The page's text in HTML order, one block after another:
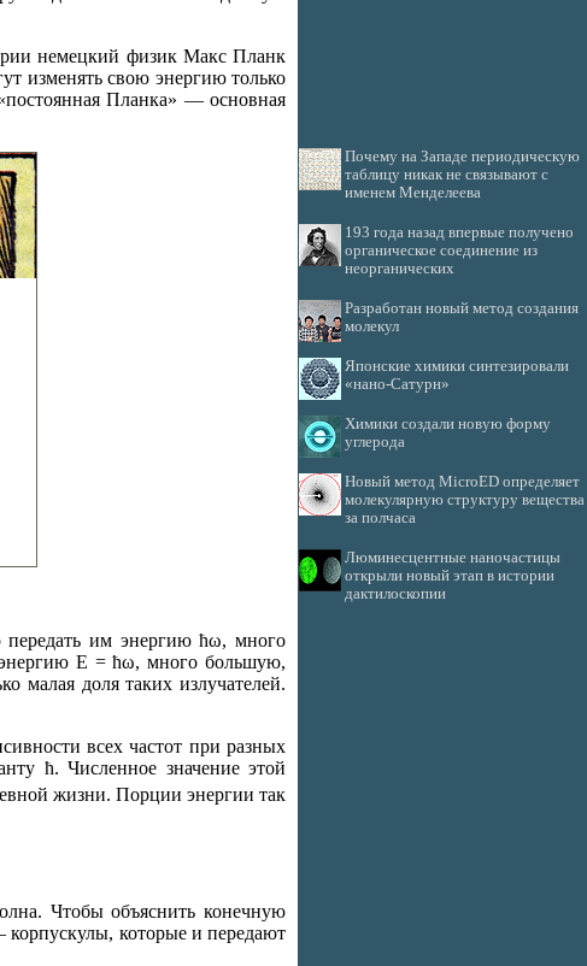
немецкий физик Макс Планк
изменять свою энергию только
Планка» — основная
им энергию ħω, много
энергию Е = ħω, много большую,
малая доля таких излучателей.
всех частот при разных
ħ. Численное значение этой
жизни. Порции энергии так
Чтобы объяснить конечную
корпускулы, которые и передают
Почему на Западе периодическую
таблицу никак не связывают с
именем Менделеева
193 года назад впервые получено
органическое соединение из
неорганических
Разработан новый метод создания
молекул
Японские химики синтезировали
«нано-Сатурн»
Химики создали новую форму
углерода
Новый метод MicroED определяет
молекулярную структуру вещества
за полчаса
Люминесцентные наночастицы
открыли новый этап в истории
дактилоскопии